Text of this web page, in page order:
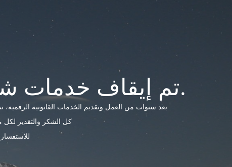
تم إيقاف خدمات شبكة التشريعات الليبية.
بعد سنوات من العمل وتقديم الخدمات القانونية الرقمية،
كل الشكر والتقدير
للاستفسار: